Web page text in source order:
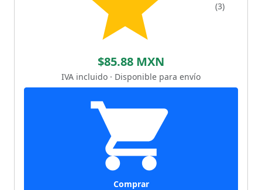
(3)
$85.88 MXN
IVA incluido · Disponible para envío
Comprar